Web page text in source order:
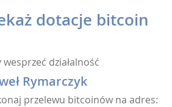
dotacje bitcoin
wesprzeć działalność
Rymarczyk
przelewu bitcoinów na adres: